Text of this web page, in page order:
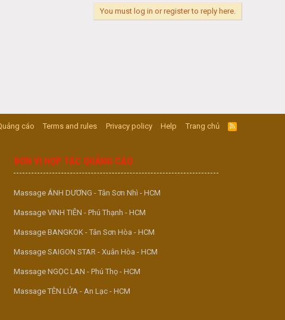
You must log in or register to reply here.
cáo Terms and rules Privacy policy Help Trang chủ
R
S
ĐƠN VỊ HỢP TÁC QUẢNG CÁO
Massage ÁNH DƯƠNG - Tân Sơn Nhì - HCM
Massage VINH TIÊN - Phú Thạnh - HCM
Massage BANGKOK - Tân Sơn Hòa - HCM
Massage SAIGON STAR - Xuân Hòa - HCM
Massage NGỌC LAN - Phú Thọ - HCM
Massage TÊN LỬA - An Lạc - HCM